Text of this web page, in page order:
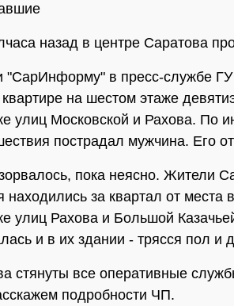
назад в центре Саратова
"СарИнформу" в пресс-службе
на шестом этаже
улиц Московской и Рахова. По
пострадал мужчина. Его
пока неясно. Жители
находились за квартал от
улиц Рахова и Большой
и в их здании - трясся пол и
стянуты все оперативные
подробности ЧП.